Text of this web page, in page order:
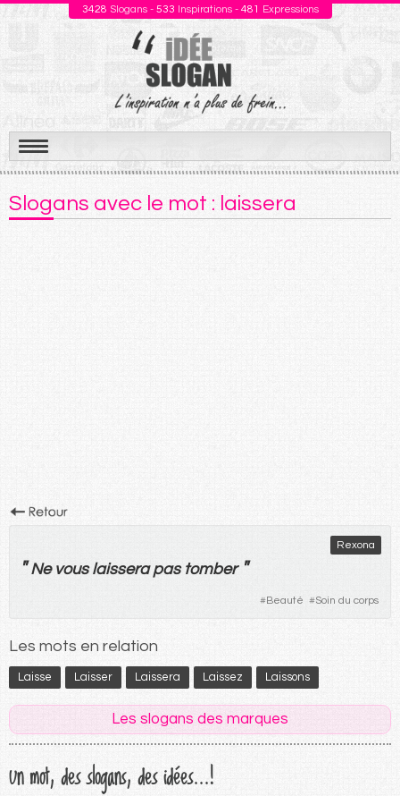
3428 Slogans - 533 Inspirations - 481 Expressions
Aller
au
contenu
Slogans avec le mot : laissera
Rexona
" Ne vous laissera pas tomber "
#Beauté #Soin du corps
Les mots en relation
Laisse Laisser Laissera Laissez Laissons
Les slogans des marques
Un mot, des slogans, des idées...!